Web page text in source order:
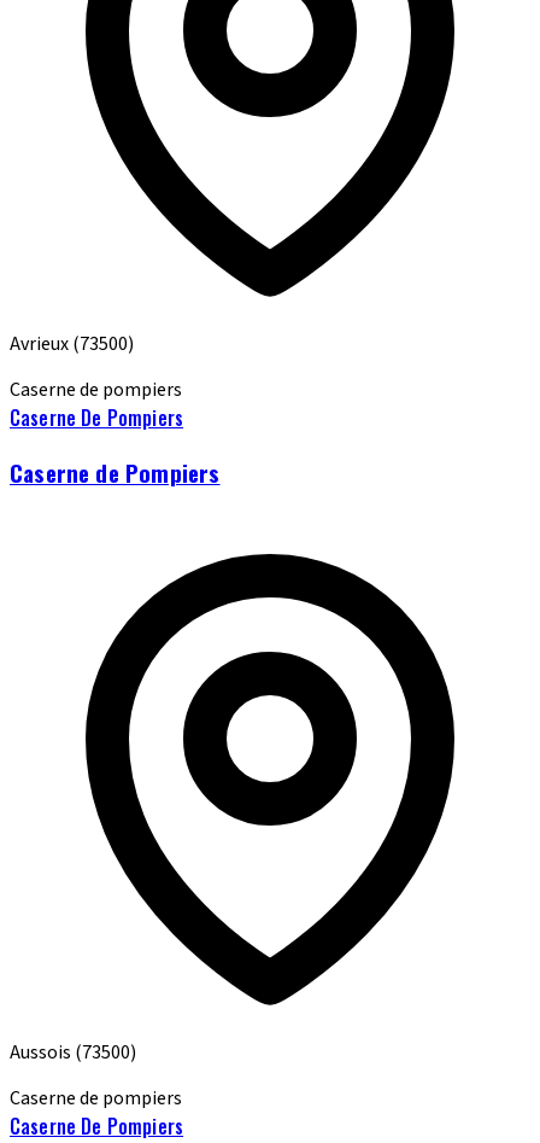
Avrieux(73500)
Caserne de pompiers
Caserne De Pompiers
Caserne de Pompiers
Aussois (73500)
Caserne de pompiers
Caserne De Pompiers